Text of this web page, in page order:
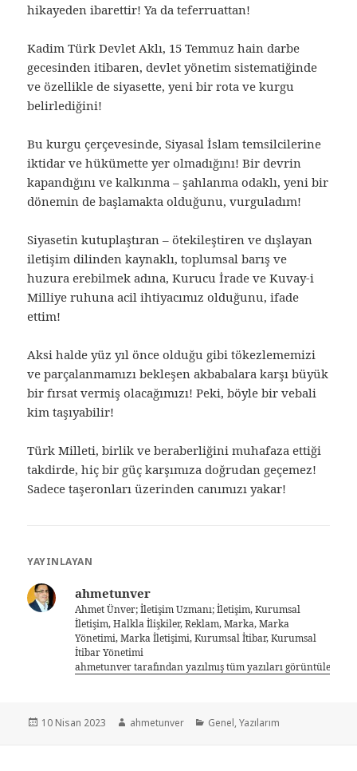
hikayeden ibarettir! Ya da teferruattan!
Kadim Türk Devlet Aklı, 15 Temmuz hain darbe
gecesinden itibaren, devlet yönetim sistematiğinde
ve özellikle de siyasette, yeni bir rota ve kurgu
belirlediğini!
Bu kurgu çerçevesinde, Siyasal İslam temsilcilerine
iktidar ve hükümette yer olmadığını! Bir devrin
kapandığını ve kalkınma – şahlanma odaklı, yeni bir
dönemin de başlamakta olduğunu, vurguladım!
Siyasetin kutuplaştıran – ötekileştiren ve dışlayan
iletişim dilinden kaynaklı, toplumsal barış ve
huzura erebilmek adına, Kurucu İrade ve Kuvay-i
Milliye ruhuna acil ihtiyacımız olduğunu, ifade
ettim!
Aksi halde yüz yıl önce olduğu gibi tökezlememizi
ve parçalanmamızı bekleşen akbabalara karşı büyük
bir fırsat vermiş olacağımızı! Peki, böyle bir vebali
kim taşıyabilir!
Türk Milleti, birlik ve beraberliğini muhafaza ettiği
takdirde, hiç bir güç karşımıza doğrudan geçemez!
Sadece taşeronları üzerinden canımızı yakar!
YAYINLAYAN
ahmetunver
Ahmet Ünver; İletişim Uzmanı; İletişim, Kurumsal
İletişim, Halkla İlişkiler, Reklam, Marka, Marka
Yönetimi, Marka İletişimi, Kurumsal İtibar, Kurumsal
İtibar Yönetimi
ahmetunver tarafından yazılmış tüm yazıları görüntüle
10 Nisan 2023 ahmetunver Genel,Yazılarım